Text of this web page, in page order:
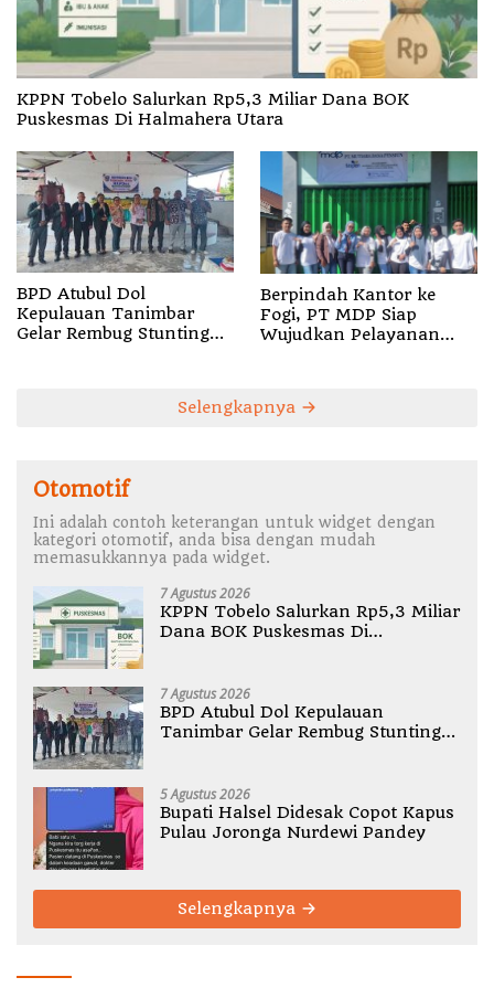
KPPN Tobelo Salurkan Rp5,3 Miliar Dana BOK
Puskesmas Di Halmahera Utara
BPD Atubul Dol
Kepulauan Tanimbar
Gelar Rembug Stunting
Berpindah Kantor ke
Fogi, PT MDP Siap
Wujudkan Pelayanan
Selengkapnya
Otomotif
Ini adalah contoh keterangan untuk widget dengan
kategori otomotif, anda bisa dengan mudah
memasukkannya pada widget.
7 Agustus 2026
KPPN Tobelo Salurkan Rp5,3 Miliar
Dana BOK Puskesmas Di
7 Agustus 2026
BPD Atubul Dol Kepulauan
Tanimbar Gelar Rembug Stunting
5 Agustus 2026
Bupati Halsel Didesak Copot Kapus
Pulau Joronga Nurdewi Pandey
Selengkapnya